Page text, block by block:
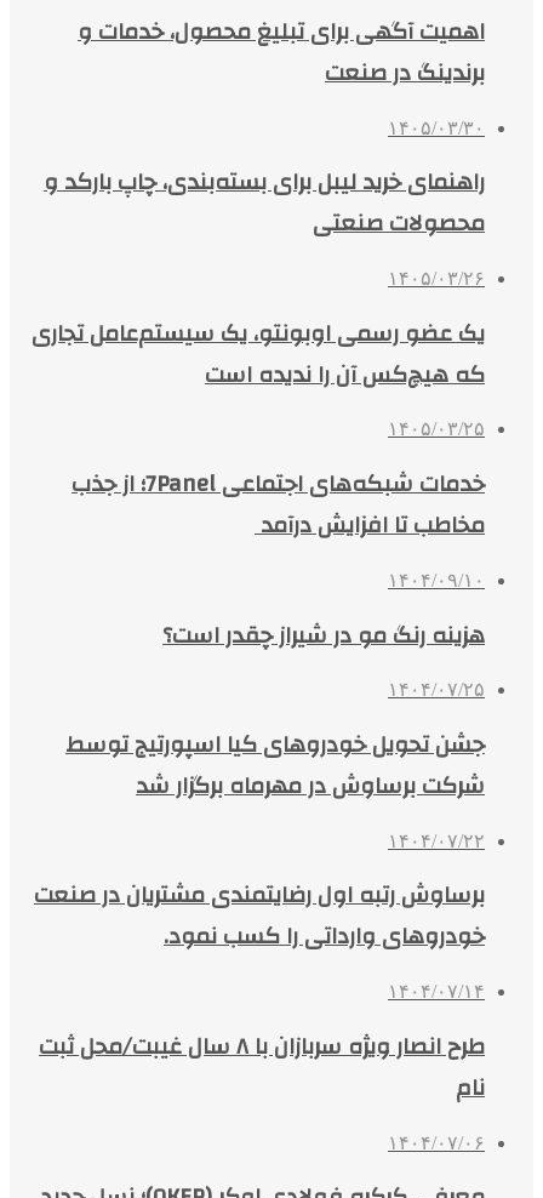
اهمیت آگهی برای تبلیغ محصول، خدمات و
برندینگ در صنعت
۱۴۰۵/۰۳/۳۰
راهنمای خرید لیبل برای بسته‌بندی، چاپ بارکد و
محصولات صنعتی
۱۴۰۵/۰۳/۲۶
یک عضو رسمی اوبونتو، یک سیستم‌عامل تجاری
که هیچ‌کس آن را ندیده است
۱۴۰۵/۰۳/۲۵
خدمات شبکه‌های اجتماعی 7Panel؛ از جذب
مخاطب تا افزایش درآمد
۱۴۰۴/۰۹/۱۰
هزینه رنگ مو در شیراز چقدر است؟
۱۴۰۴/۰۷/۲۵
جشن تحویل خودروهای کیا اسپورتیج توسط
شرکت برساوش در مهرماه برگزار شد
۱۴۰۴/۰۷/۲۲
برساوش رتبه اول رضایتمندی مشتریان در صنعت
خودروهای وارداتی را کسب نمود.
۱۴۰۴/۰۷/۱۴
طرح انصار ویژه سربازان با ۸ سال غیبت/محل ثبت
نام
۱۴۰۴/۰۷/۰۶